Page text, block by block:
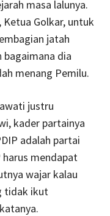
masa lalunya.
Golkar, untuk
jatah
bagaimana dia
menang Pemilu.
justru
kader partainya
adalah partai
mendapat
wajar kalau
tidak ikut